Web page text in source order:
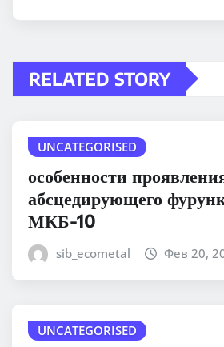
RELATED STORY
UNCATEGORISED
особенности
абсцедирующего
МКБ-10
sib_ecometal Фев 20,
UNCATEGORISED